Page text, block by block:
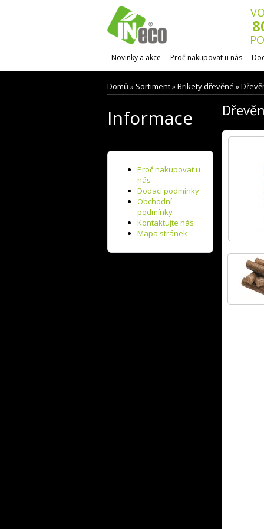
Novinky a akce Proč nakupovat u nás
Domů » Sortiment»Brikety dřevěné »
Informace
Proč nakupovat u
nás
Dodací podmínky
Obchodní
podmínky
Kontaktujte nás
Mapa stránek